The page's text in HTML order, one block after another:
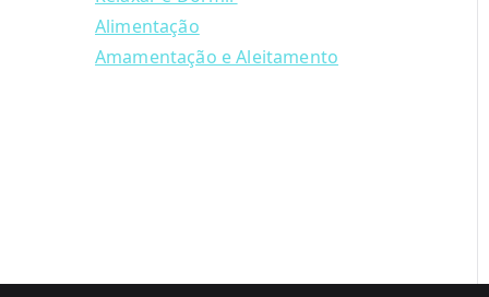
Alimentação
Amamentação e Aleitamento